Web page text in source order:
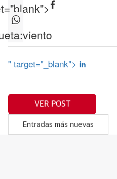
viento
" target="_blank">
VER POST
Entradas más nuevas